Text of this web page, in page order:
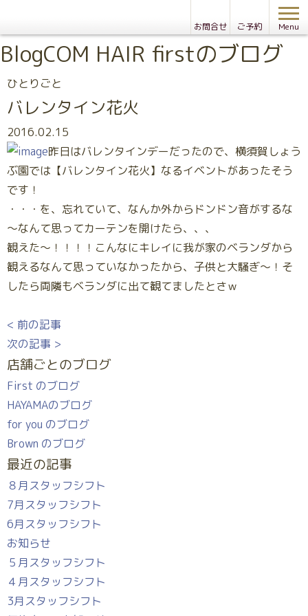
お問合せ ご予約 Menu
BlogCOM HAIR firstのブログ
ひとりごと
バレンタイン花火
2016.02.15
昨日はバレンタインデーだったので、横須賀しょう
ぶ園では【バレンタイン花火】なるイベントがあったそう
です！
・・・を、忘れていて、なんか外からドンドン音がするな
～なんて思ってカーテンを開けたら、、、
観えた～！！！！こんなにキレイに我が家のベランダから
観えるなんて思っていなかったから、子供と大騒ぎ～！そ
したら両隣もベランダに出て観てましたとさｗ
< 前の記事
次の記事 >
店舗ごとのブログ
First のブログ
HAYAMAのブログ
for you のブログ
Brown のブログ
最近の記事
８月スタッフシフト
7月スタッフシフト
6月スタッフシフト
お知らせ
５月スタッフシフト
４月スタッフシフト
3月スタッフシフト